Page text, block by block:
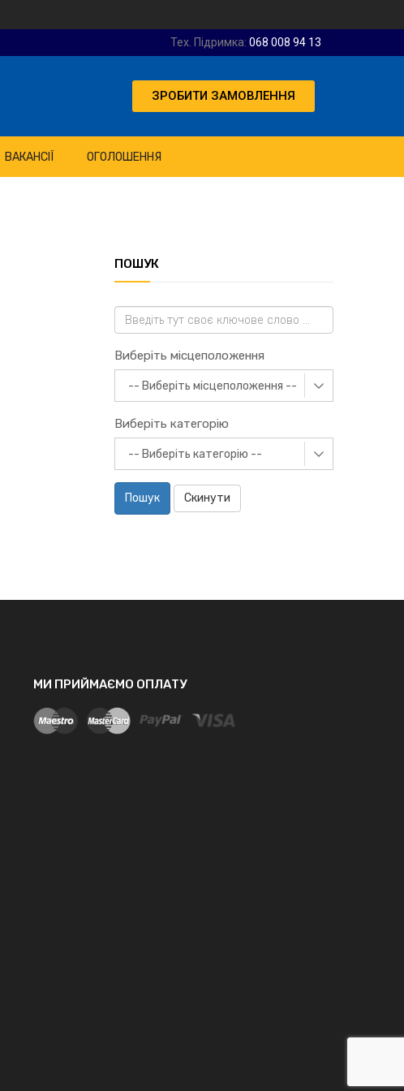
Тех. Підримка: 068 008 94 13
ЗРОБИТИ ЗАМОВЛЕННЯ
ВАКАНСІЇ ОГОЛОШЕННЯ
ПОШУК
Виберіть місцеположення
Виберіть категорію
Пошук Скинути
МИ ПРИЙМАЄМО ОПЛАТУ